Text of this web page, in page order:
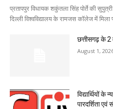
प्रतापपुर विधायक शकुंतला सिंह पोर्ते की
दिल्ली विश्वविद्यालय के रामजस कॉलेज में
छत्तीसगढ़ के 2
August 1,
विद्यार्थियों के
पारदर्शिता